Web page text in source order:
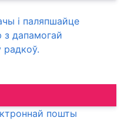
і паляпшайце
з дапамогай
радкоў.
пошты